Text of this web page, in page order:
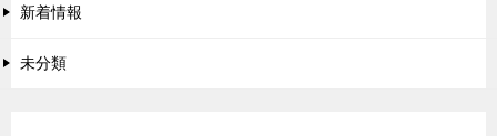
新着情報
未分類